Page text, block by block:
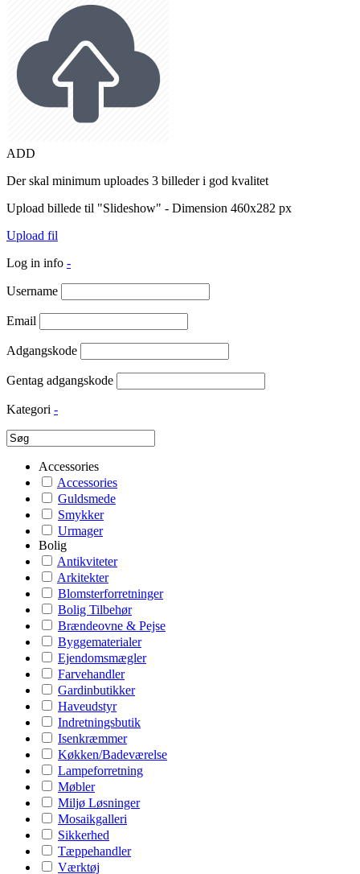
ADD
Der skal minimum uploades 3 billeder i god kvalitet
Upload billede til "Slideshow" - Dimension 460x282 px
Upload fil
Log in info -
Username
Email
Adgangskode
Gentag adgangskode
Kategori -
Accessories
Accessories
Guldsmede
Smykker
Urmager
Bolig
Antikviteter
Arkitekter
Blomsterforretninger
Bolig Tilbehør
Brændeovne & Pejse
Byggematerialer
Ejendomsmægler
Farvehandler
Gardinbutikker
Haveudstyr
Indretningsbutik
Isenkræmmer
Køkken/Badeværelse
Lampeforretning
Møbler
Miljø Løsninger
Mosaikgalleri
Sikkerhed
Tæppehandler
Værktøj